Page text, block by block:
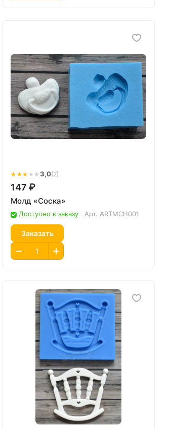
★★★ ★ ★ 3,0(2)
147 ₽
Молд «Соска»
Доступно к заказу Арт. ARTMCH001
Заказать